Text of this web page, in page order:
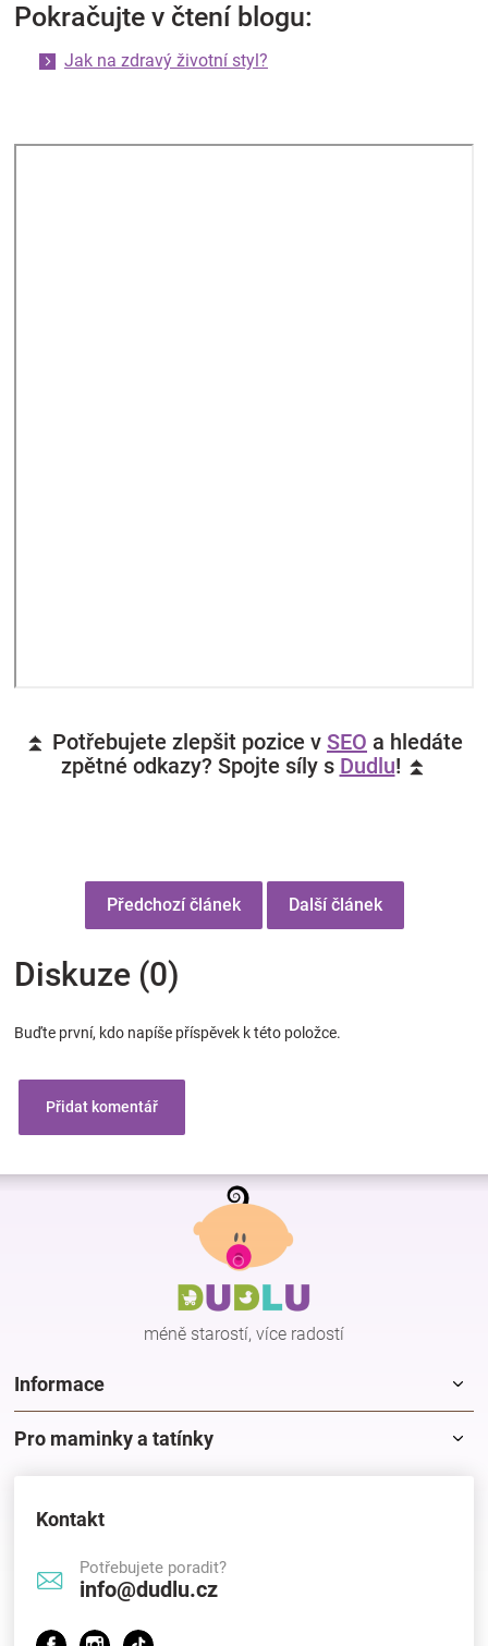
Pokračujte v čtení blogu:
Jak na zdravý životní styl?
⏫ Potřebujete zlepšit pozice v SEO a hledáte
zpětné odkazy? Spojte síly s Dudlu! ⏫
Předchozí článek Další článek
Diskuze (0)
Buďte první, kdo napíše příspěvek k této položce.
Přidat komentář
Z
méně starostí, více radostí
Informace
Pro maminky a tatínky
Kontakt
Potřebujete poradit?
info@dudlu.cz